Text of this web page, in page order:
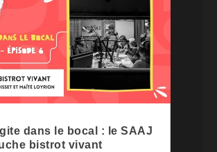
dans le bocal : le SAAJ
bistrot vivant